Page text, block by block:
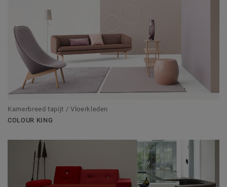
Kamerbreed tapijt / Vloerkleden
COLOUR KING